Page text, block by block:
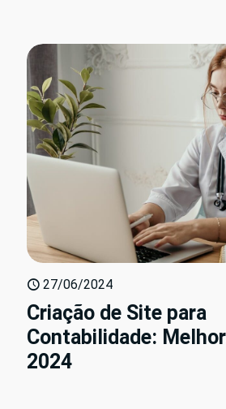
27/06/2024
Criação de Site para
Contabilidade:
2024